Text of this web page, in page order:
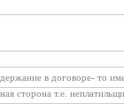
в договоре- то
сторона т.е.